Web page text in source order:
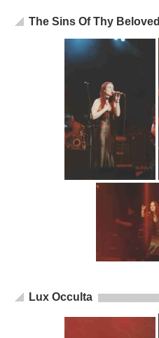
The Sins Of Thy Beloved
Lux Occulta